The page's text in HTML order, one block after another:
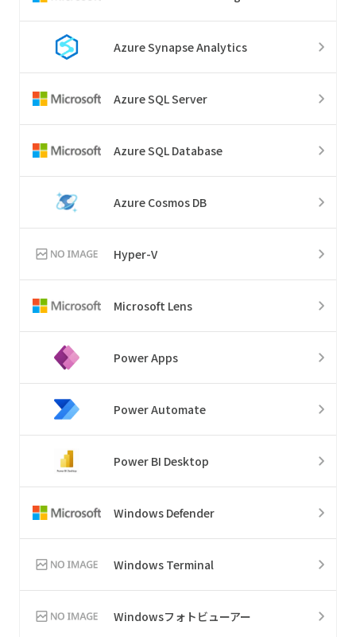
Azure Synapse Analytics
Azure SQL Server
Azure SQL Database
Azure Cosmos DB
Hyper-V
Microsoft Lens
Power Apps
Power Automate
Power BI Desktop
Windows Defender
Windows Terminal
Windowsフォトビューアー